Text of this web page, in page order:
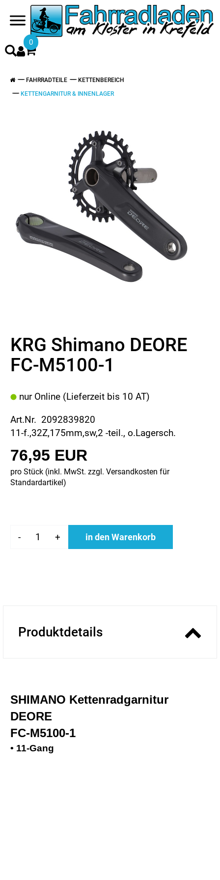
0
FAHRRADTEILE
KETTENBEREICH
KETTENGARNITUR & INNENLAGER
KRG Shimano DEORE
FC-M5100-1
nur Online (Lieferzeit bis 10 AT)
Art.Nr. 2092839820
11-f.,32Z,175mm,sw,2 -teil., o.Lagersch.
76,95 EUR
pro Stück (inkl. MwSt. zzgl. Versandkosten für
Standardartikel)
- + in den Warenkorb
Produktdetails
SHIMANO Kettenradgarnitur
DEORE
FC-M5100-1
• 11-Gang